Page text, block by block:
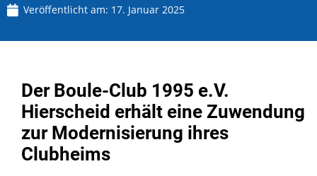
Veröffentlicht am: 17. Januar 2025
Der Boule-Club 1995 e.V.
Hierscheid erhält eine Zuwendung
zur Modernisierung ihres
Clubheims